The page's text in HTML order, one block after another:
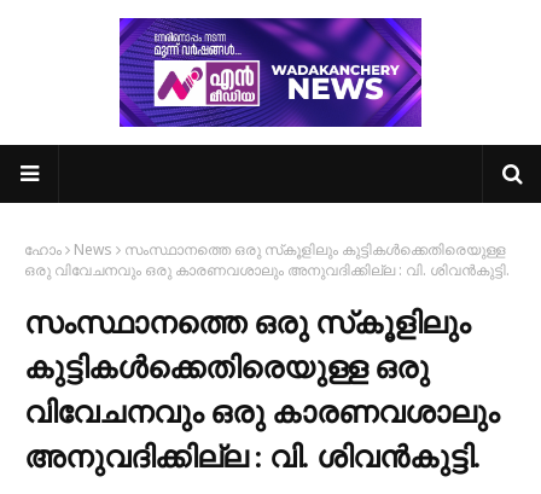
ഹോം News
സംസ്ഥാനത്തെ ഒരു സ്‌കൂളിലും കുട്ടികൾക്കെതിരെയുള്ള
ഒരു വിവേചനവും ഒരു കാരണവശാലും അനുവദിക്കില്ല : വി. ശിവൻകുട്ടി.
സംസ്ഥാനത്തെ ഒരു സ്‌കൂളിലും
കുട്ടികൾക്കെതിരെയുള്ള ഒരു
വിവേചനവും ഒരു കാരണവശാലും
അനുവദിക്കില്ല : വി. ശിവൻകുട്ടി.